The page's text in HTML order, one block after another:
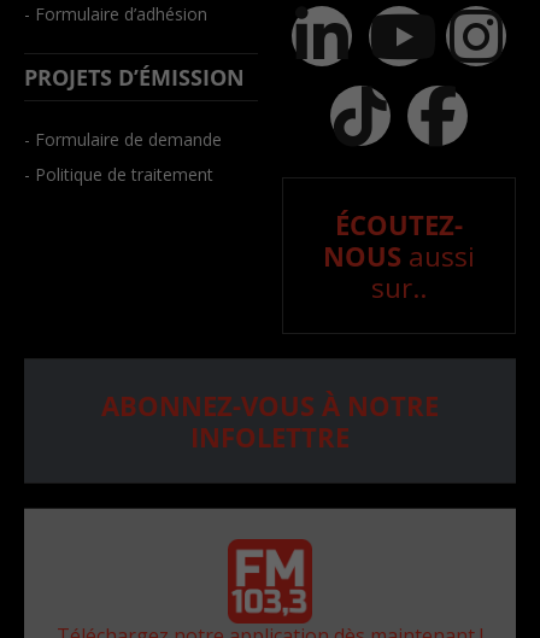
- Formulaire d’adhésion
PROJETS D’ÉMISSION
- Formulaire de demande
- Politique de traitement
ÉCOUTEZ-
NOUS aussi
sur..
ABONNEZ-VOUS À NOTRE
INFOLETTRE